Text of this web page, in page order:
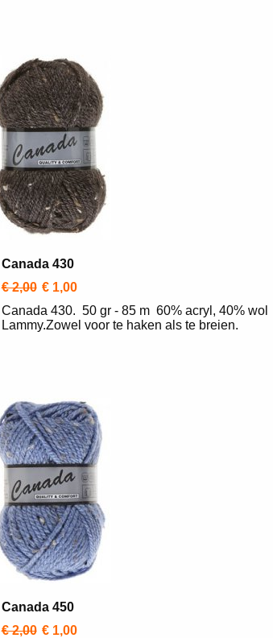
Canada 430
€ 2,00 € 1,00
Canada 430. 50 gr - 85 m 60% acryl, 40%
Lammy.Zowel voor te haken als te breien.
Canada 450
€ 2,00 € 1,00